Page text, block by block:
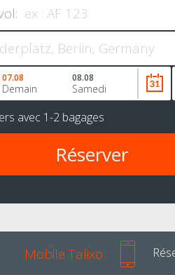
07.08
Demain
08.08
Samedi
avec 1-2 bagages
Mobile Talixo